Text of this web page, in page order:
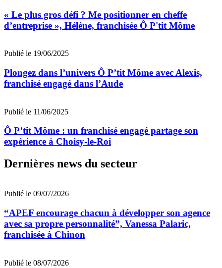
« Le plus gros défi ? Me positionner en cheffe
d’entreprise », Hélène, franchisée Ô P'tit Môme
Publié le 19/06/2025
Plongez dans l’univers Ô P’tit Môme avec Alexis,
franchisé engagé dans l’Aude
Publié le 11/06/2025
Ô P’tit Môme : un franchisé engagé partage son
expérience à Choisy-le-Roi
Dernières news du secteur
Publié le 09/07/2026
“APEF encourage chacun à développer son agence
avec sa propre personnalité”, Vanessa Palaric,
franchisée à Chinon
Publié le 08/07/2026